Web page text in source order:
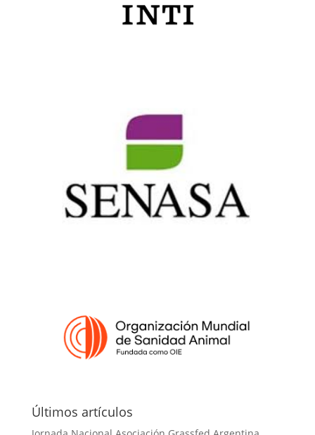
Últimos artículos